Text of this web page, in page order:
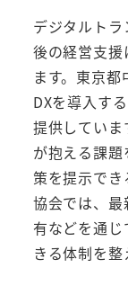
デジタルト
後の経営支
ます。東京
DXを導入す
提供してい
が抱える課
策を提示でき
協会では、
有などを通
きる体制を整